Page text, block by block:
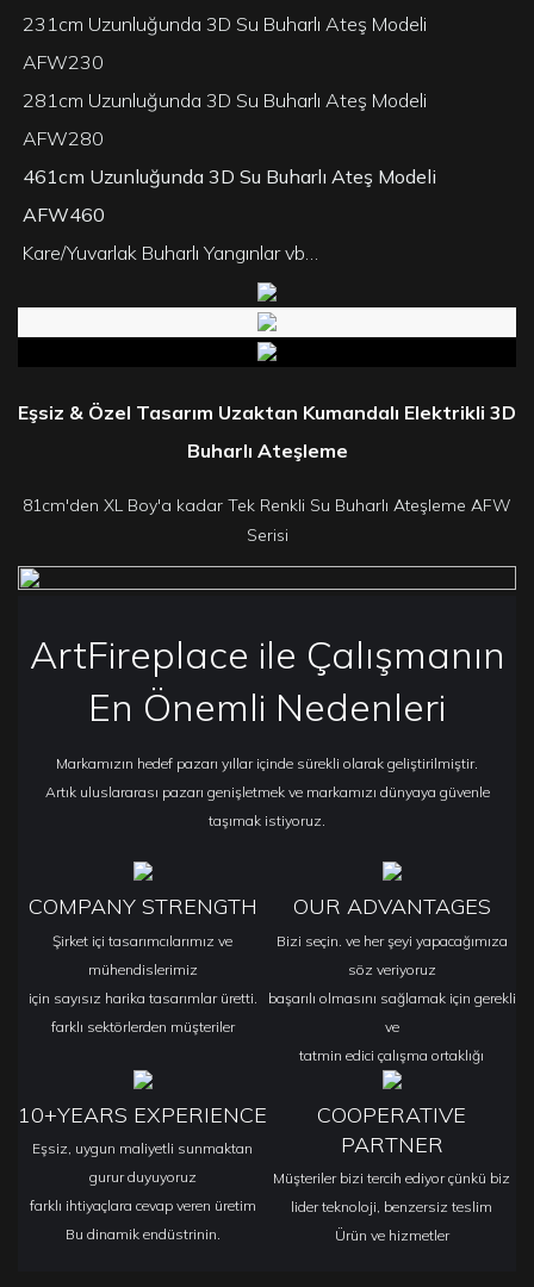
231cm Uzunluğunda 3D Su Buharlı Ateş Modeli
AFW230
281cm Uzunluğunda 3D Su Buharlı Ateş Modeli
AFW280
461cm Uzunluğunda 3D Su Buharlı Ateş Modeli
AFW460
Kare/Yuvarlak Buharlı Yangınlar vb…
Eşsiz & Özel Tasarım Uzaktan Kumandalı Elektrikli 3D
Buharlı Ateşleme
81cm'den XL Boy'a kadar Tek Renkli Su Buharlı Ateşleme AFW
Serisi
ArtFireplace ile Çalışmanın
En Önemli Nedenleri
Markamızın hedef pazarı yıllar içinde sürekli olarak geliştirilmiştir.
Artık uluslararası pazarı genişletmek ve markamızı dünyaya güvenle
taşımak istiyoruz.
COMPANY STRENGTH
Şirket içi tasarımcılarımız ve
mühendislerimiz
için sayısız harika tasarımlar üretti.
farklı sektörlerden müşteriler
OUR ADVANTAGES
Bizi seçin. ve her şeyi yapacağımıza
söz veriyoruz
başarılı olmasını sağlamak için gerekli
ve
tatmin edici çalışma ortaklığı
10+YEARS EXPERIENCE
Eşsiz, uygun maliyetli sunmaktan
gurur duyuyoruz
farklı ihtiyaçlara cevap veren üretim
Bu dinamik endüstrinin.
COOPERATIVE
PARTNER
Müşteriler bizi tercih ediyor çünkü biz
lider teknoloji, benzersiz teslim
Ürün ve hizmetler